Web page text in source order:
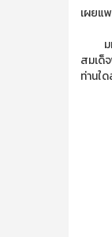
เผยแ
มหา
สมเด็
ท่านใ